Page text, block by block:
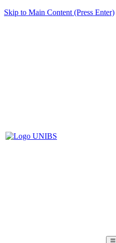
Skip to Main Content (Press Enter)
☰